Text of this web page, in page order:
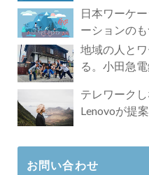
日本ワーケ
ーションの
地域の人と
る。小田急
テレワーク
Lenovoが提
お問い合わせ